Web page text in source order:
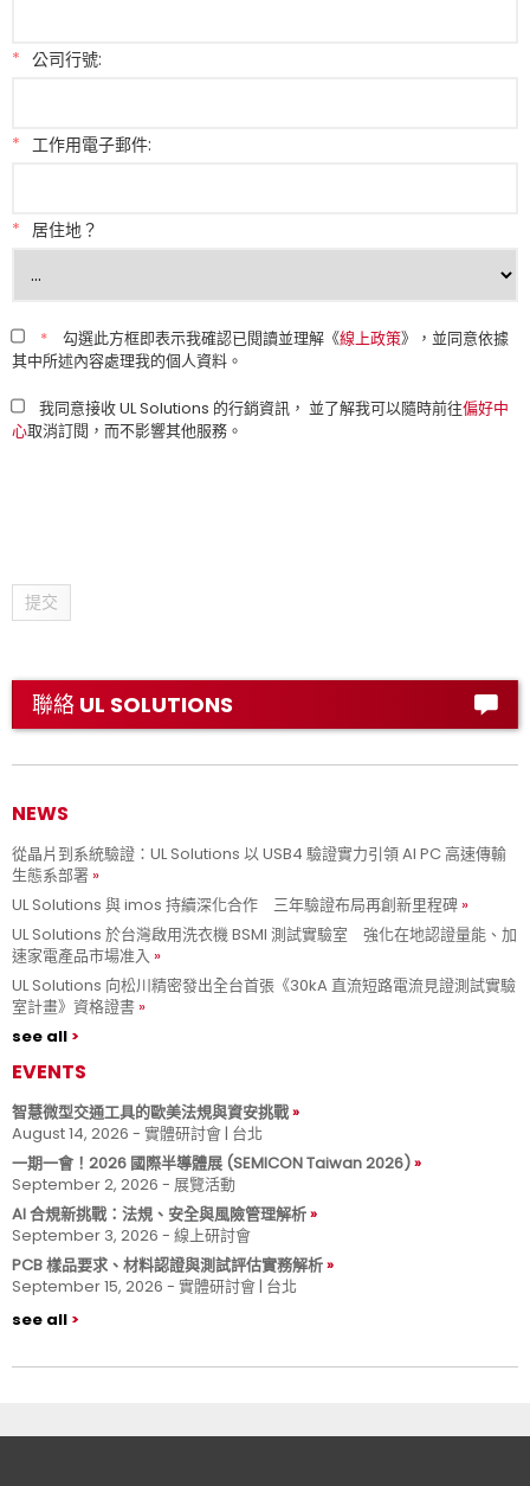
* 公司行號:
* 工作用電子郵件:
* 居住地？
* 勾選此方框即表示我確認已閱讀並理解《線上政策》，並同意依據
其中所述內容處理我的個人資料。
我同意接收 UL Solutions 的行銷資訊， 並了解我可以隨時前往偏好中
心取消訂閱，而不影響其他服務。
提交
聯絡 UL SOLUTIONS
NEWS
從晶片到系統驗證：UL Solutions 以 USB4 驗證實力引領 AI PC 高速傳輸
生態系部署
UL Solutions 與 imos 持續深化合作 三年驗證布局再創新里程碑
UL Solutions 於台灣啟用洗衣機 BSMI 測試實驗室 強化在地認證量能、加
速家電產品市場准入
UL Solutions 向松川精密發出全台首張《30kA 直流短路電流見證測試實驗
室計畫》資格證書
see all
EVENTS
智慧微型交通工具的歐美法規與資安挑戰
August 14, 2026 - 實體研討會 | 台北
一期一會！2026 國際半導體展 (SEMICON Taiwan 2026)
September 2, 2026 - 展覽活動
AI 合規新挑戰：法規、安全與風險管理解析
September 3, 2026 - 線上研討會
PCB 樣品要求、材料認證與測試評估實務解析
September 15, 2026 - 實體研討會 | 台北
see all